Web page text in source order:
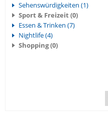
Sehenswürdigkeiten (1)
Sport & Freizeit (0)
Essen & Trinken (7)
Nightlife (4)
Shopping (0)